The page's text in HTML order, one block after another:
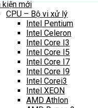
kiện mới
CPU – Bộ vi xử lý
Intel Pentium
Intel Celeron
Intel Core I3
Intel Core I5
Intel Core I7
Intel Core I9
Intel Corei3
Intel XEON
AMD Athlon